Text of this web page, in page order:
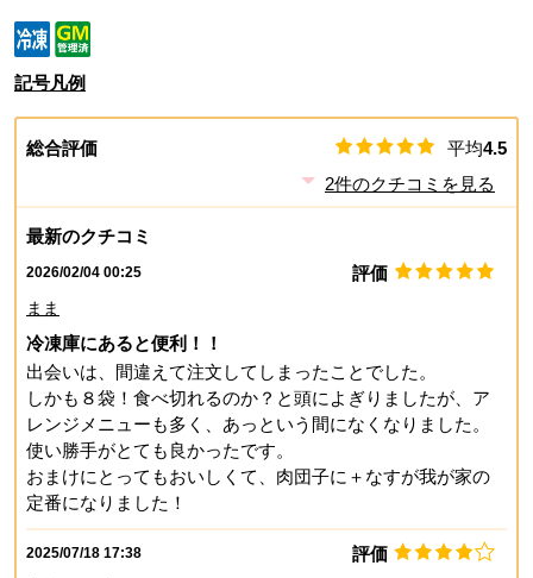
記号凡例
総合評価 平均4.5
2件のクチコミを見る
最新のクチコミ
2026/02/04 00:25 評価
まま
冷凍庫にあると便利！！
出会いは、間違えて注文してしまったことでした。
しかも８袋！食べ切れるのか？と頭によぎりましたが、ア
レンジメニューも多く、あっという間になくなりました。
使い勝手がとても良かったです。
おまけにとってもおいしくて、肉団子に＋なすが我が家の
定番になりました！
2025/07/18 17:38 評価